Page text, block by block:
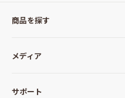
商品を探す
全ての商品
サラダ
メディア
Qummy(キユーミー)について
サポート